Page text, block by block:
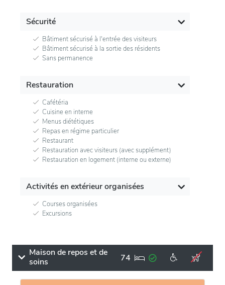
Sécurité
Bâtiment sécurisé à l'entrée des visiteurs
Bâtiment sécurisé à la sortie des résidents
Sans permanence
Restauration
Cafétéria
Cuisine en interne
Menus diététiques
Repas en régime particulier
Restaurant
Restauration avec visiteurs (avec supplément)
Restauration en logement (interne ou externe)
Activités en extérieur organisées
Courses organisées
Excursions
Maison de repos et de
soins
74